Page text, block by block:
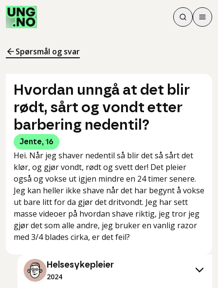
Søk
Søk
Meny
Spørsmål og svar
Hvordan unngå at det blir
rødt, sårt og vondt etter
barbering nedentil?
Jente, 16
Hei. Når jeg shaver nedentil så blir det så sårt det
klør, og gjør vondt, rødt og svett der! Det pleier
også og vokse ut igjen mindre en 24 timer senere.
Jeg kan heller ikke shave når det har begynt å vokse
ut bare litt for da gjør det dritvondt. Jeg har sett
masse videoer på hvordan shave riktig, jeg tror jeg
gjør det som alle andre, jeg bruker en vanlig razor
med 3/4 blades cirka, er det feil?
Helsesykepleier
2024